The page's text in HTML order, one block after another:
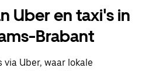
Uber en taxi's in
Brabant
Uber, waar lokale